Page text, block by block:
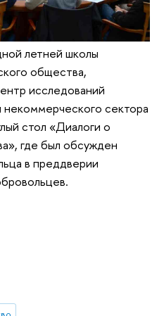
летней школы
общества,
исследований
сектора
стол «Диалоги о
где был обсужден
в преддверии